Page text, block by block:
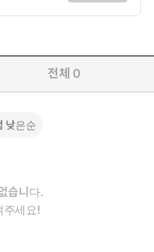
시가 그녀를 구한 후 조
전체 0
낮은순
습니다.
주세요!